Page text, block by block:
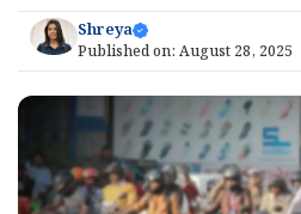
Shreya
Published on: August 28, 2025